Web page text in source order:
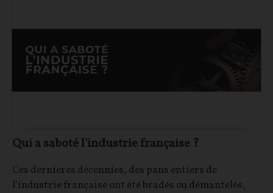
Qui a saboté l'industrie française ?
Ces dernières décennies, des pans entiers de
l’industrie française ont été bradés ou démantelés,